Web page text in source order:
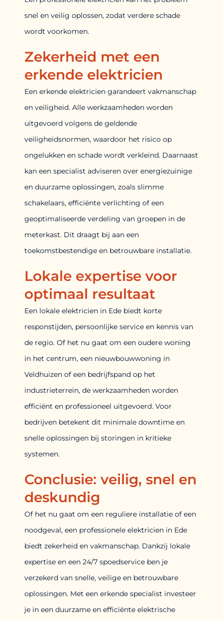
snel en veilig oplossen, zodat verdere schade
wordt voorkomen.
Zekerheid met een
erkende elektricien
Een erkende elektricien garandeert vakmanschap
en veiligheid. Alle werkzaamheden worden
uitgevoerd volgens de geldende
veiligheidsnormen, waardoor het risico op
ongelukken en schade wordt verkleind. Daarnaast
kan een specialist adviseren over energiezuinige
en duurzame oplossingen, zoals slimme
schakelaars, efficiënte verlichting of een
geoptimaliseerde verdeling van groepen in de
meterkast. Dit draagt bij aan een
toekomstbestendige en betrouwbare installatie.
Lokale expertise voor
optimaal resultaat
Een lokale elektricien in Ede biedt korte
responstijden, persoonlijke service en kennis van
de regio. Of het nu gaat om een oudere woning
in het centrum, een nieuwbouwwoning in
Veldhuizen of een bedrijfspand op het
industrieterrein, de werkzaamheden worden
efficiënt en professioneel uitgevoerd. Voor
bedrijven betekent dit minimale downtime en
snelle oplossingen bij storingen in kritieke
systemen.
Conclusie: veilig, snel en
deskundig
Of het nu gaat om een reguliere installatie of een
noodgeval, een professionele elektricien in Ede
biedt zekerheid en vakmanschap. Dankzij lokale
expertise en een 24/7 spoedservice ben je
verzekerd van snelle, veilige en betrouwbare
oplossingen. Met een erkende specialist investeer
je in een duurzame en efficiënte elektrische